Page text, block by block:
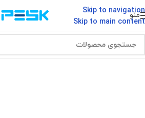
Skip to navigation
Skip to main content
منو